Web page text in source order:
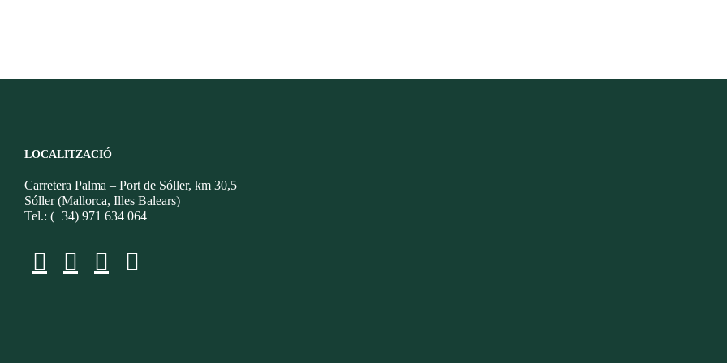
LOCALITZACIÓ
Carretera Palma – Port de Sóller, km 30,5
Sóller (Mallorca, Illes Balears)
Tel.: (+34) 971 634 064